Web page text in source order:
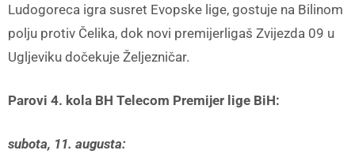
Ludogoreca igra susret Evopske lige, gostuje na Bilinom
polju protiv Čelika, dok novi premijerligaš Zvijezda 09 u
Ugljeviku dočekuje Željezničar.
Parovi 4. kola BH Telecom Premijer lige BiH:
subota, 11. augusta: